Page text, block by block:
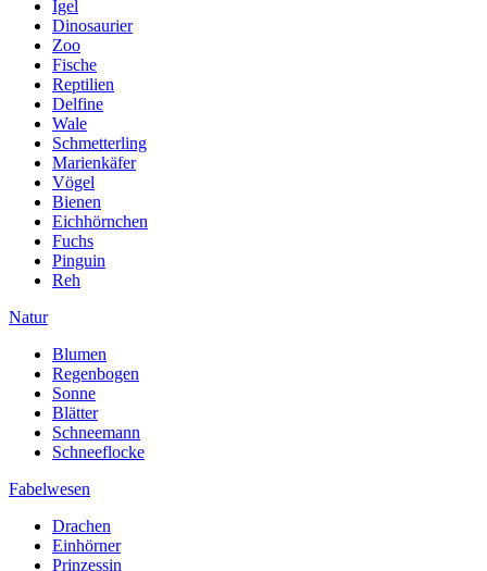
Igel
Dinosaurier
Zoo
Fische
Reptilien
Delfine
Wale
Schmetterling
Marienkäfer
Vögel
Bienen
Eichhörnchen
Fuchs
Pinguin
Reh
Natur
Blumen
Regenbogen
Sonne
Blätter
Schneemann
Schneeflocke
Fabelwesen
Drachen
Einhörner
Prinzessin